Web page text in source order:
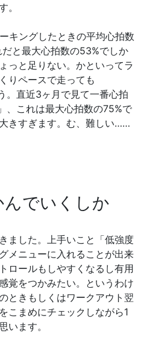
。
キングしたときの平均心拍数
と最大心拍数の53%でしか
っと足りない。かといってラ
りペースで走っても
。直近3ヶ月で見て一番心拍
、これは最大心拍数の75%で
きすぎます。む、難しい……
でいくしか
ました。上手いこと「低強度
メニューに入れることが出来
ロールもしやすくなるし有用
覚をつかみたい。というわけ
ときもしくはワークアウト翌
こまめにチェックしながら1
います。